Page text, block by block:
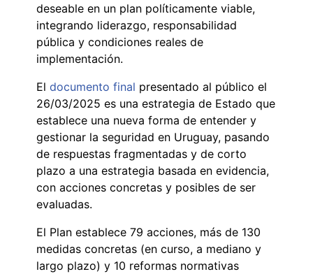
deseable en un plan políticamente viable,
integrando liderazgo, responsabilidad
pública y condiciones reales de
implementación.
El documento final presentado al público el
26/03/2025 es una estrategia de Estado que
establece una nueva forma de entender y
gestionar la seguridad en Uruguay, pasando
de respuestas fragmentadas y de corto
plazo a una estrategia basada en evidencia,
con acciones concretas y posibles de ser
evaluadas.
El Plan establece 79 acciones, más de 130
medidas concretas (en curso, a mediano y
largo plazo) y 10 reformas normativas